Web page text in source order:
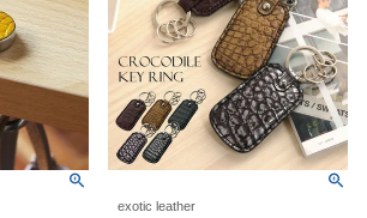
exotic leather